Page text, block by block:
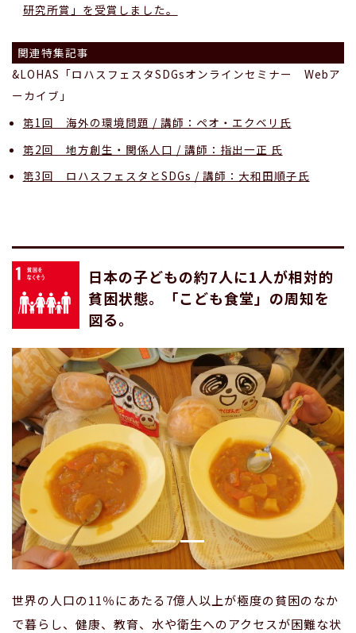
研究所賞」を受賞しました。
関連特集記事
&LOHAS「ロハスフェスタSDGsオンラインセミナー Webア
ーカイブ」
第1回 海外の環境問題 / 講師：ペオ・エクベリ氏
第2回 地方創生・関係人口 / 講師：指出一正 氏
第3回 ロハスフェスタとSDGs / 講師：大和田順子氏
日本の子どもの約7人に1人が相対的
貧困状態。「こども食堂」の周知を
図る。
世界の人口の11％にあたる7億人以上が極度の貧困のなか
で暮らし、健康、教育、水や衛生へのアクセスが困難な状